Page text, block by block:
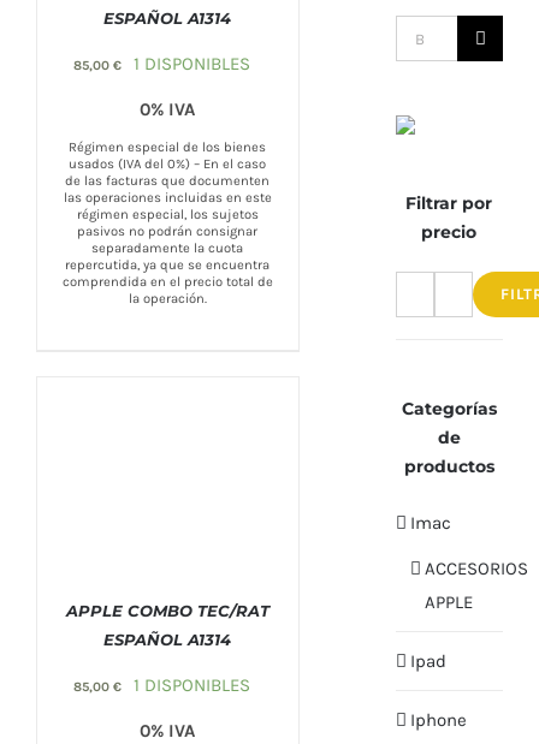
ESPAÑOL A1314
85,00 € 1 DISPONIBLES
0% IVA
Régimen especial de los bienes
usados (IVA del 0%) – En el caso
de las facturas que documenten
las operaciones incluidas en este
régimen especial, los sujetos
pasivos no podrán consignar
separadamente la cuota
repercutida, ya que se encuentra
comprendida en el precio total de
la operación.
APPLE COMBO TEC/RAT
ESPAÑOL A1314
85,00 € 1 DISPONIBLES
0% IVA
Buscar:
Filtrar por
precio
Categorías
de
productos
Imac
ACCESORIOS
APPLE
Ipad
Iphone